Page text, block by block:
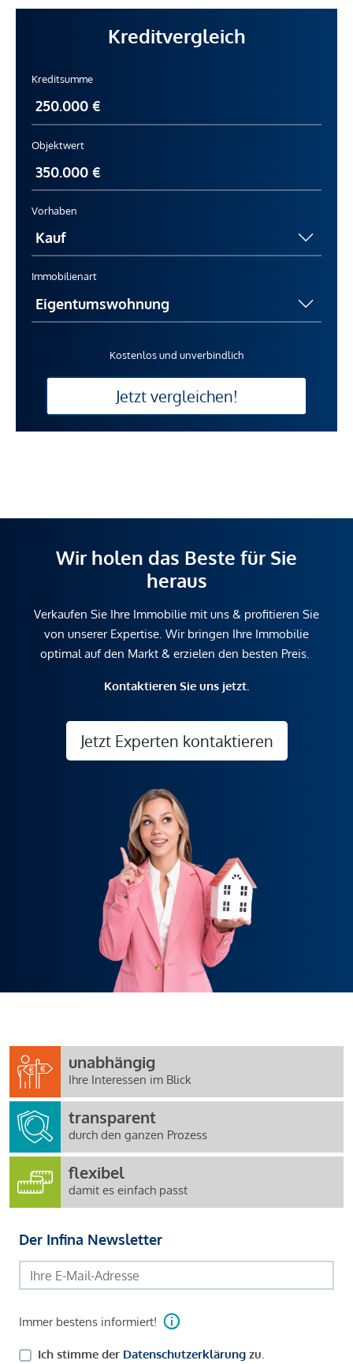
Kreditvergleich
Kreditsumme
Objektwert
Vorhaben
Immobilienart
Kostenlos und unverbindlich
Jetzt vergleichen!
Wir holen das Beste für Sie
heraus
Verkaufen Sie Ihre Immobilie mit uns & profitieren Sie
von unserer Expertise. Wir bringen Ihre Immobilie
optimal auf den Markt & erzielen den besten Preis.
Kontaktieren Sie uns jetzt.
Jetzt Experten kontaktieren
unabhängig
Ihre Interessen im Blick
transparent
durch den ganzen Prozess
flexibel
damit es einfach passt
Der Infina Newsletter
Immer bestens informiert!
Ich stimme der Datenschutzerklärung zu.